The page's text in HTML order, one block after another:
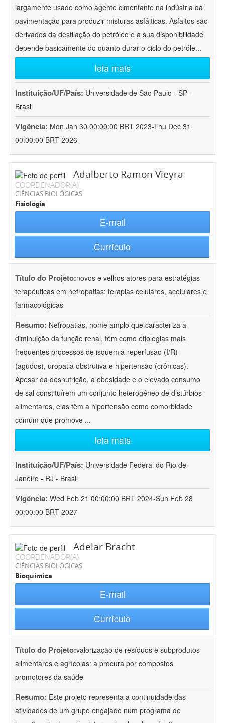
largamente usado como agente cimentante na indústria da
pavimentação para produzir misturas asfálticas. Asfaltos são
derivados da destilação do petróleo e a sua disponibilidade
depende basicamente do quanto durar o ciclo do petróle...
leia mais
Instituição/UF/País: Universidade de São Paulo - SP -
Brasil
Vigência: Mon Jan 30 00:00:00 BRT 2023-Thu Dec 31
00:00:00 BRT 2026
Adalberto Ramon Vieyra
COORDENADOR(A)
CIÊNCIAS BIOLÓGICAS
Fisiologia
E-mail
Currículo
Título do Projeto:novos e velhos atores para estratégias
terapêuticas em nefropatias: terapias celulares, acelulares e
farmacológicas
Resumo: Nefropatias, nome amplo que caracteriza a
diminuição da função renal, têm como etiologias mais
frequentes processos de isquemia-reperfusão (I/R)
(agudos), uropatia obstrutiva e hipertensão (crônicas).
Apesar da desnutrição, a obesidade e o elevado consumo
de sal constituírem um conjunto heterogêneo de distúrbios
alimentares, elas têm a hipertensão como comorbidade
comum que promove ...
leia mais
Instituição/UF/País: Universidade Federal do Rio de
Janeiro - RJ - Brasil
Vigência: Wed Feb 21 00:00:00 BRT 2024-Sun Feb 28
00:00:00 BRT 2027
Adelar Bracht
COORDENADOR(A)
CIÊNCIAS BIOLÓGICAS
Bioquímica
E-mail
Currículo
Título do Projeto:valorização de resíduos e subprodutos
alimentares e agrícolas: a procura por compostos
promotores da saúde
Resumo: Este projeto representa a continuidade das
atividades de um grupo engajado num programa de